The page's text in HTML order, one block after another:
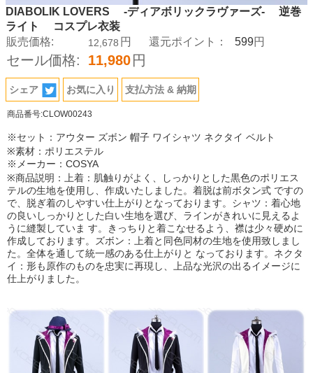
DIABOLIK LOVERS -ディアボリックラヴァーズ- 逆巻
ライト コスプレ衣装
販売価格:
12,678 円 還元ポイント： 599円
セール価格: 11,980 円
シェア お気に入り 支払方法 & 納期
商品番号:CLOW00243
※セット：アウター ズボン 帽子 ワイシャツ ネクタイ ベルト
※素材：ポリエステル
※メーカー：COSYA
※商品説明：上着：肌触りがよく、しっかりとした黒色のポリエス
テルの生地を使用し、作成いたしました。着脱は前ボタン式 ですの
で、脱ぎ着のしやすい仕上がりとなっております。シャツ：着心地
の良いしっかりとした白い生地を選び、ラインがきれいに見えるよ
うに縫製していま す。きっちりと着こなせるよう、襟は少々硬めに
作成しております。ズボン：上着と同色同材の生地を使用致しまし
た。全体を通して統一感のある仕上がりと なっております。ネクタ
イ：形も原作のものを忠実に再現し、上品な光沢の出るイメージに
仕上がりました。